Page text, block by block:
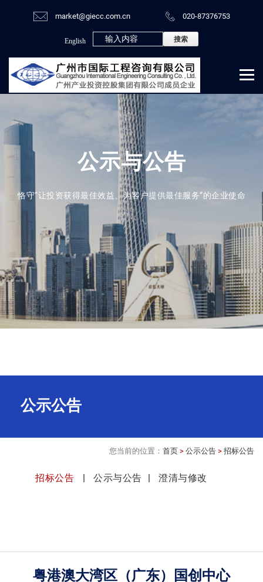
market@giecc.com.cn 020-87376753
English
公示与公告
恪守“让投资获得最佳效益、为客户提供最佳服务”的企业使命
公示公告
您当前的位置： 首页 > 公示公告 > 招标公告
招标公告 公示与公告 澄清与修改